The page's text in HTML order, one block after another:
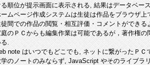
順位が提示画面に表示される, 結果はデータベー
ムページ作成システムは生徒は作品をブラウザ
間での作品の閲覧・相互評価・コメントができる
のＰＣからも編集作業は可能であるが，著作権
.
note はいつでもどこでも, ネットに繋がったＰ
のノートのみならず, JavaScript やそのライブラ